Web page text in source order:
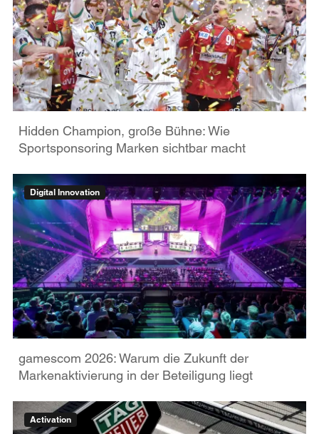
Hidden Champion, große Bühne: Wie
Sportsponsoring Marken sichtbar macht
Digital Innovation
gamescom 2026: Warum die Zukunft der
Markenaktivierung in der Beteiligung liegt
Activation